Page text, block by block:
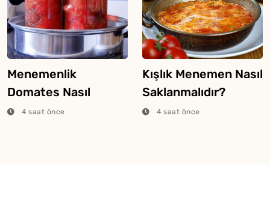
Menemenlik
Domates Nasıl
Hazırlanır?
4 saat önce
Kışlık Menemen Nasıl
Saklanmalıdır?
4 saat önce